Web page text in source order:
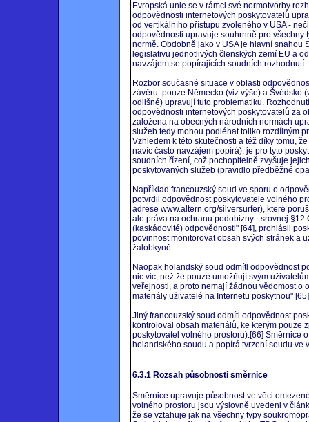
Evropská unie se v rámci své normotvorby
odpovědnosti internetových poskytovatelů
od vertikálního přístupu zvoleného v USA -
odpovědnosti upravuje souhrnně pro všechny
normě. Obdobně jako v USA je hlavní snahou
legislativu jednotlivých členských zemí EU a
navzájem se popírajících soudních rozhodnutí.
Rozbor současné situace v oblasti
závěru: pouze Německo (viz výše) a Švédsko
odlišné) upravují tuto problematiku.
odpovědnosti internetových poskytovatelů za
založena na obecných národních normách
služeb tedy mohou podléhat toliko rozdílným
Vzhledem k této skutečnosti a též díky tomu,
navíc často navzájem popírá), je pro tyto
soudních řízení, což pochopitelně zvyšuje
poskytovaných služeb (pravidlo předběžné
Například francouzský soud ve sporu o
potvrdil odpovědnost poskytovatele volného
adrese www.altern.org/silversurfer), které
ale práva na ochranu podobizny - srovnej
(kaskádovité) odpovědnosti" [64], prohlásil
povinnost monitorovat obsah svých stránek a
žalobkyně.
Naopak holandský soud odmítl odpovědnost
nic víc, než že pouze umožňují svým
veřejnosti, a proto nemají žádnou vědomost o
materiály uživatelé na Internetu poskytnou"
Jiný francouzský soud odmítl odpovědnost
kontroloval obsah materiálů, ke kterým pouze
poskytovatel volného prostoru).[66] Směrnice
holandského soudu a popírá tvrzení soudu ve
6.3.1 Rozsah působnosti směrnice
Směrnice upravuje působnost ve věci
volného prostoru jsou výslovně uvedeni v
že se vztahuje jak na všechny typy